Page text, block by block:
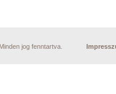
jog fenntartva.